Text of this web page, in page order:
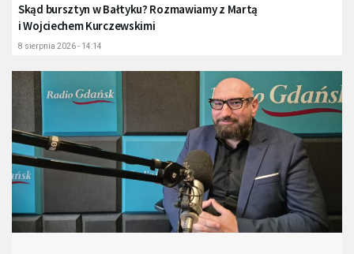
Skąd bursztyn w Bałtyku? Rozmawiamy z Martą
i Wojciechem Kurczewskimi
8 sierpnia 2026 - 14:14